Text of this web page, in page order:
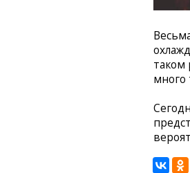
таком
много